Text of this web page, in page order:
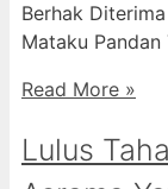
Berhak
Mataku
Read More »
Lulus